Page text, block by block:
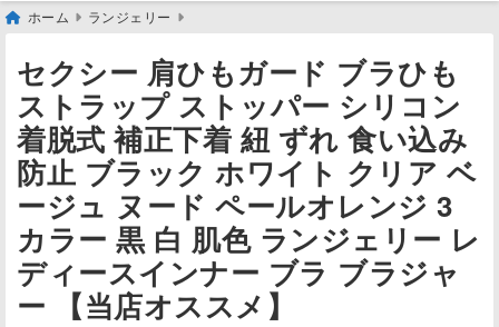
ホーム ランジェリー
セクシー 肩ひもガード ブラひも
ストラップ ストッパー シリコン
着脱式 補正下着 紐 ずれ 食い込み
防止 ブラック ホワイト クリア ベ
ージュ ヌード ペールオレンジ 3
カラー 黒 白 肌色 ランジェリー レ
ディースインナー ブラ ブラジャ
ー 【当店オススメ】